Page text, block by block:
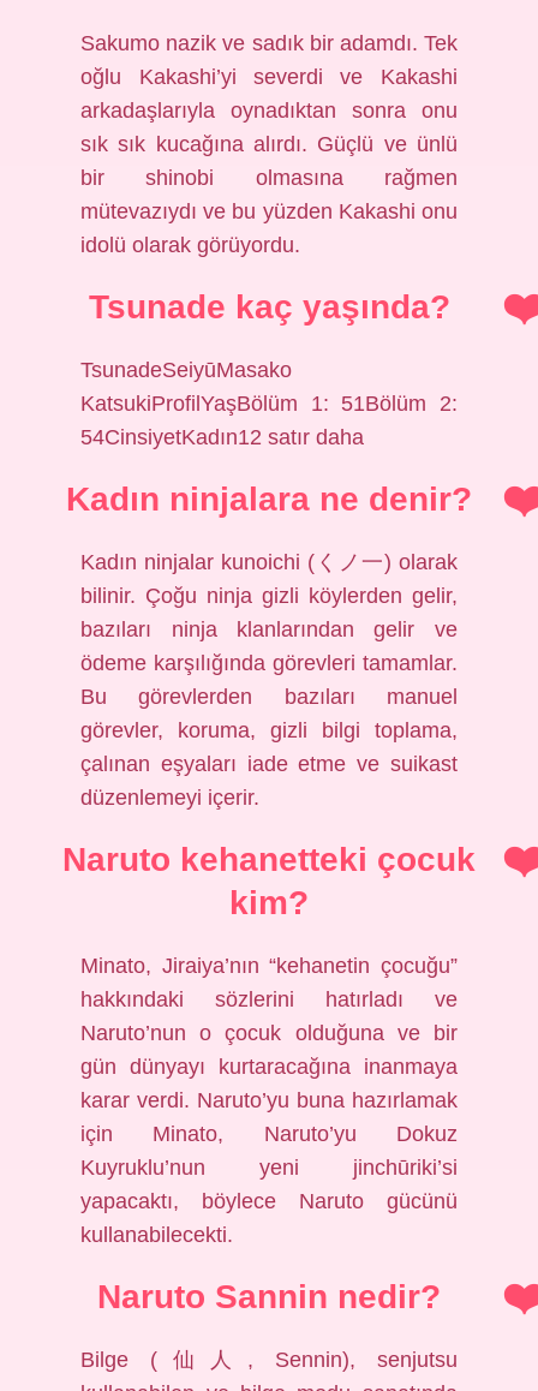
Sakumo nazik ve sadık bir adamdı. Tek
oğlu Kakashi’yi severdi ve Kakashi
arkadaşlarıyla oynadıktan sonra onu
sık sık kucağına alırdı. Güçlü ve ünlü
bir shinobi olmasına rağmen
mütevazıydı ve bu yüzden Kakashi onu
idolü olarak görüyordu.
Tsunade kaç yaşında?
TsunadeSeiyūMasako
KatsukiProfilYaşBölüm 1: 51Bölüm 2:
54CinsiyetKadın12 satır daha
Kadın ninjalara ne denir?
Kadın ninjalar kunoichi (くノ一) olarak
bilinir. Çoğu ninja gizli köylerden gelir,
bazıları ninja klanlarından gelir ve
ödeme karşılığında görevleri tamamlar.
Bu görevlerden bazıları manuel
görevler, koruma, gizli bilgi toplama,
çalınan eşyaları iade etme ve suikast
düzenlemeyi içerir.
Naruto kehanetteki çocuk
kim?
Minato, Jiraiya’nın “kehanetin çocuğu”
hakkındaki sözlerini hatırladı ve
Naruto’nun o çocuk olduğuna ve bir
gün dünyayı kurtaracağına inanmaya
karar verdi. Naruto’yu buna hazırlamak
için Minato, Naruto’yu Dokuz
Kuyruklu’nun yeni jinchūriki’si
yapacaktı, böylece Naruto gücünü
kullanabilecekti.
Naruto Sannin nedir?
Bilge (仙人, Sennin), senjutsu